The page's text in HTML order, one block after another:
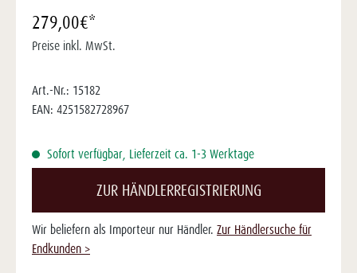
279,00€*
Preise inkl. MwSt.
Art.-Nr.: 15182
EAN: 4251582728967
Sofort verfügbar, Lieferzeit ca. 1-3 Werktage
ZUR HÄNDLERREGISTRIERUNG
Wir beliefern als Importeur nur Händler. Zur Händlersuche für
Endkunden >